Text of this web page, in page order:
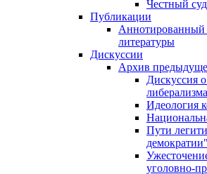
Честный суд
Публикации
Аннотированный
литературы
Дискуссии
Архив
Дискуссия
Идеология
Пути
демократии"
уголовно-